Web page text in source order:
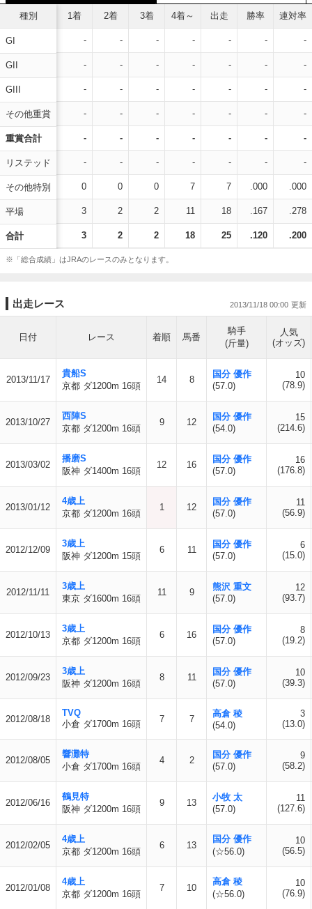
種別
GI
GII
GIII
その他重賞
重賞合計
リステッド
その他特別
平場
合計
1着 2着 3着 4着～ 出走 勝率 連対率
- - - - - - -
- - - - - - -
- - - - - - -
- - - - - - -
- - - - - - -
- - - - - - -
0 0 0 7 7 .000 .000
3 2 2 11 18 .167 .278
3 2 2 18 25 .120 .200
※「総合成績」はJRAのレースのみとなります。
出走レース 2013/11/18 00:00
日付 レース 着順 馬番
騎手
(斤量)
人気
(オッズ)
2013/11/17
貴船S
京都 ダ1200m 16頭
14 8
国分 優作
(57.0)
10
(78.9)
2013/10/27
西陣S
京都 ダ1200m 16頭
9 12
国分 優作
(54.0)
15
(214.6)
2013/03/02
播磨S
阪神 ダ1400m 16頭
12 16
国分 優作
(57.0)
16
(176.8)
2013/01/12
4歳上
京都 ダ1200m 16頭
1 12
国分 優作
(57.0)
11
(56.9)
2012/12/09
3歳上
阪神 ダ1200m 15頭
6 11
国分 優作
(57.0)
6
(15.0)
2012/11/11
3歳上
東京 ダ1600m 16頭
11 9
熊沢 重文
(57.0)
12
(93.7)
2012/10/13
3歳上
京都 ダ1200m 16頭
6 16
国分 優作
(57.0)
8
(19.2)
2012/09/23
3歳上
阪神 ダ1200m 16頭
8 11
国分 優作
(57.0)
10
(39.3)
2012/08/18
TVQ
小倉 ダ1700m 16頭
7 7
高倉 稜
(54.0)
3
(13.0)
2012/08/05
響灘特
小倉 ダ1700m 16頭
4 2
国分 優作
(57.0)
9
(58.2)
2012/06/16
鶴見特
阪神 ダ1200m 16頭
9 13
小牧 太
(57.0)
11
(127.6)
2012/02/05
4歳上
京都 ダ1200m 16頭
6 13
国分 優作
(☆56.0)
10
(56.5)
2012/01/08
4歳上
京都 ダ1200m 16頭
7 10
高倉 稜
(☆56.0)
10
(76.9)